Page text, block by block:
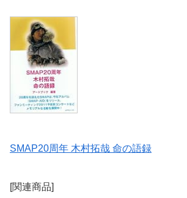
SMAP20周年 木村拓哉 命の語録
[関連商品]